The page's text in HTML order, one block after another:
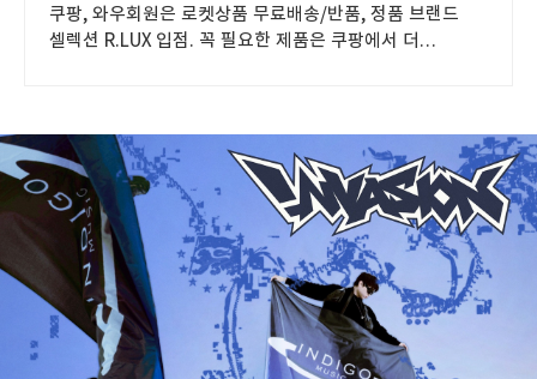
쿠팡, 와우회원은 로켓상품 무료배송/반품, 정품 브랜드
셀렉션 R.LUX 입점. 꼭 필요한 제품은 쿠팡에서 더